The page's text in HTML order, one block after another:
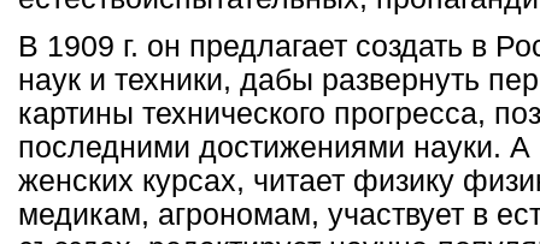
В 1909 г. он предлагает создать в
наук и техники, дабы развернуть
картины технического прогресса,
последними достижениями науки.
женских курсах, читает физику
медикам, агрономам, участвует в